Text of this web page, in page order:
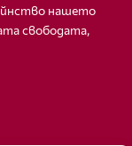
нашето
свободата,